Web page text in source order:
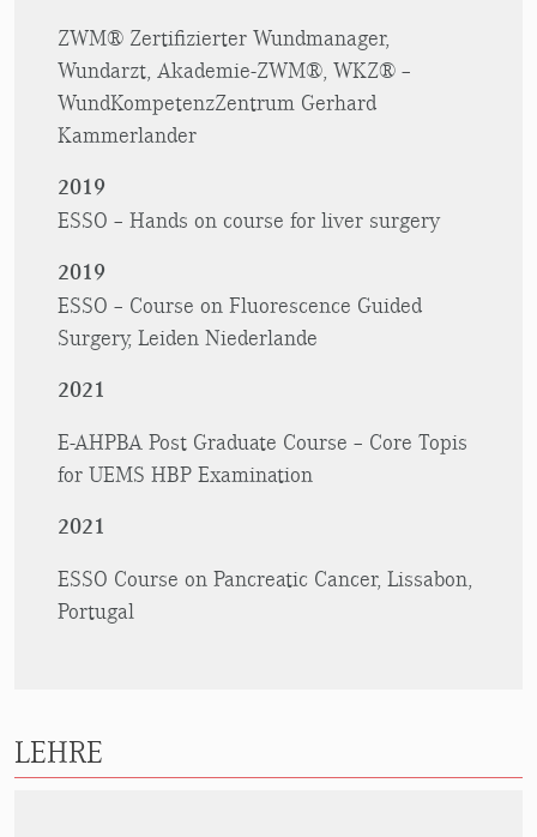
ZWM® Zertifizierter Wundmanager,
Wundarzt, Akademie-ZWM®, WKZ® –
WundKompetenzZentrum Gerhard
Kammerlander
2019
ESSO – Hands on course for liver surgery
2019
ESSO – Course on Fluorescence Guided
Surgery, Leiden Niederlande
2021
E-AHPBA Post Graduate Course – Core Topis
for UEMS HBP Examination
2021
ESSO Course on Pancreatic Cancer, Lissabon,
Portugal
LEHRE